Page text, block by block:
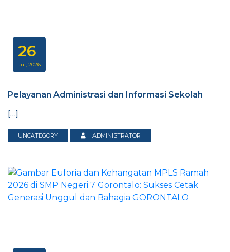
26
Jul, 2026
Pelayanan Administrasi dan Informasi Sekolah
[…]
UNCATEGORY ADMINISTRATOR